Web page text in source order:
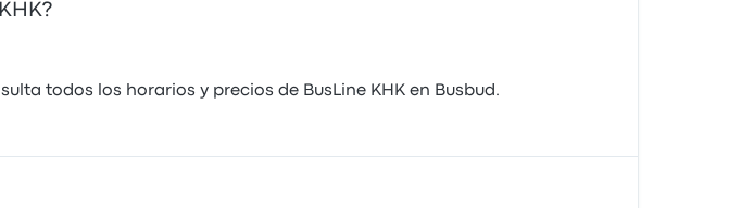
todos los horarios y precios de BusLine KHK en Busbud.